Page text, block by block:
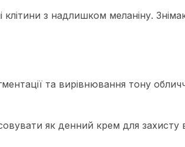
з надлишком меланіну.
та вирівнювання тону
як денний крем для захисту